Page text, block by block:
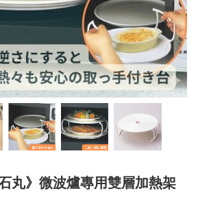
丸》微波爐專用雙層加熱架